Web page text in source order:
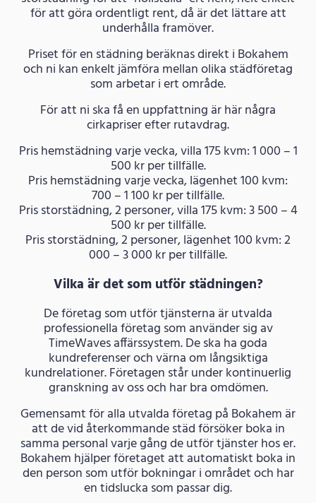
för att göra ordentligt rent, då är det lättare att
underhålla framöver.
Priset för en städning beräknas direkt i Bokahem
och ni kan enkelt jämföra mellan olika städföretag
som arbetar i ert område.
För att ni ska få en uppfattning är här några
cirkapriser efter rutavdrag.
Pris hemstädning varje vecka, villa 175 kvm: 1 000 – 1
500 kr per tillfälle.
Pris hemstädning varje vecka, lägenhet 100 kvm:
700 – 1 100 kr per tillfälle.
Pris storstädning, 2 personer, villa 175 kvm: 3 500 – 4
500 kr per tillfälle.
Pris storstädning, 2 personer, lägenhet 100 kvm: 2
000 – 3 000 kr per tillfälle.
Vilka är det som utför städningen?
De företag som utför tjänsterna är utvalda
professionella företag som använder sig av
TimeWaves affärssystem. De ska ha goda
kundreferenser och värna om långsiktiga
kundrelationer. Företagen står under kontinuerlig
granskning av oss och har bra omdömen.
Gemensamt för alla utvalda företag på Bokahem är
att de vid återkommande städ försöker boka in
samma personal varje gång de utför tjänster hos er.
Bokahem hjälper företaget att automatiskt boka in
den person som utför bokningar i området och har
en tidslucka som passar dig.